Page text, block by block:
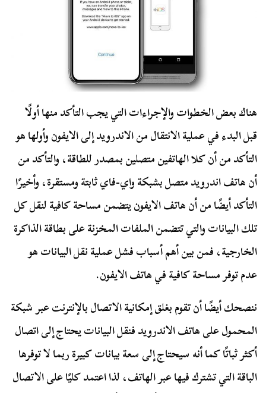
هناك بعض الخطوات والإجراءات التي يجب التأكد منها أولًا
قبل البدء في عملية الانتقال من الاندرويد إلى الايفون وأولها هو
التأكد من أن كلا الهاتفين متصلين بمصدر للطاقة، والتأكد من
أن هاتف اندرويد متصل بشبكة واي-فاي ثابتة ومستقرة، وأخيرًا
التأكد أيضًا من أن هاتف الايفون يتضمن مساحة كافية لنقل كل
تلك البيانات والتي تتضمن الملفات المخزنة على بطاقة الذاكرة
الخارجية، فمن بين أهم أسباب فشل عملية نقل البيانات هو
عدم توفر مساحة كافية في هاتف الايفون.
ننصحك أيضًا أن تقوم بغلق إمكانية الاتصال بالإنترنت عبر شبكة
المحمول على هاتف الاندرويد فنقل البيانات يحتاج إلى اتصال
أكثر ثباتًا كما أنه سيحتاج إلى سعة بيانات كبيرة ربما لا توفرها
الباقة التي تشترك فيها عبر الهاتف، لذا اعتمد كليًا على الاتصال